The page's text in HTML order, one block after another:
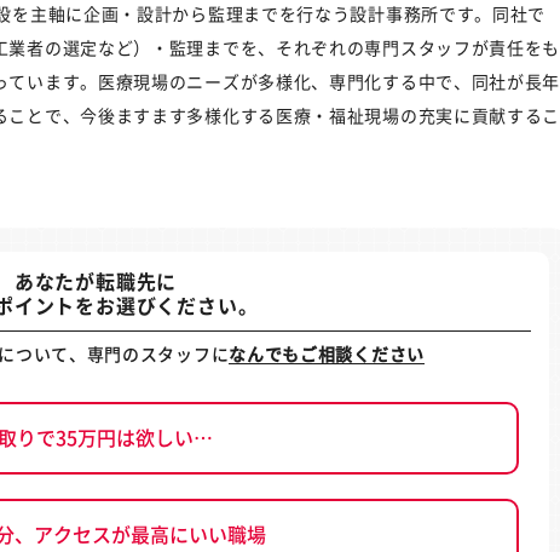
主軸に企画・設計から監理までを行なう設計事務所です。同社で
者の選定など）・監理までを、それぞれの専門スタッフが責任をも
います。医療現場のニーズが多様化、専門化する中で、同社が長年
とで、今後ますます多様化する医療・福祉現場の充実に貢献するこ
あなたが転職先に
イントをお選びください。
ついて、専門のスタッフになんでもご相談ください
りで35万円は欲しい…
、アクセスが最高にいい職場